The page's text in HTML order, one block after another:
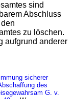
sind
Abschluss
zu löschen.
aufgrund anderer
sicherer
des
G. v.